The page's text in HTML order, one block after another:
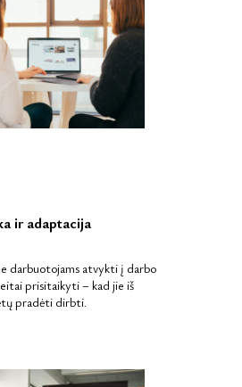
ir adaptacija
darbuotojams atvykti į darbo
prisitaikyti – kad jie iš
pradėti dirbti.